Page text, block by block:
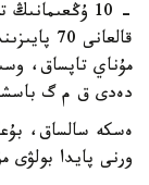
- 10
مۇناي تاپساق،
دەدى ق م گ
ەسكە سالساق،
ورنى پايدا بولۋى